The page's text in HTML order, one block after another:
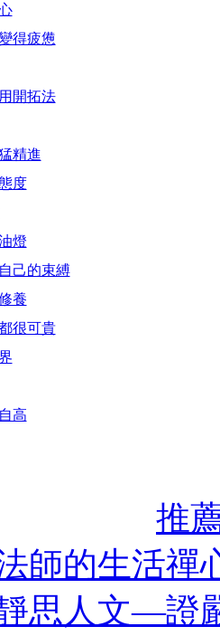
得疲憊
開拓法
精進
度
燈
己的束縛
養
很可貴
高
推
師的生活
思人文—證